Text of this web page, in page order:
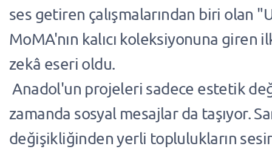
ses getiren çalışmalarından biri olan
MoMA'nın kalıcı koleksiyonuna giren
zekâ eseri oldu.
Anadol'un projeleri sadece estetik
zamanda sosyal mesajlar da taşıyor.
değişikliğinden yerli toplulukların